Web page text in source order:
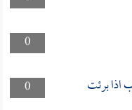
0
0
برئت